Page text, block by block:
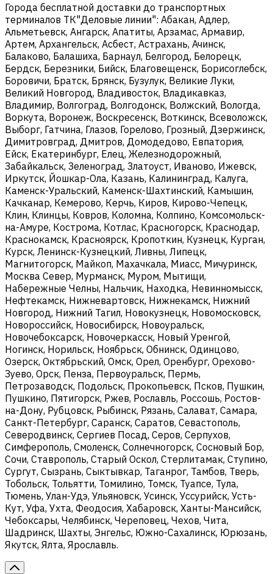
Города бесплатной доставки до транспортных
терминалов ТК"Деловые линии": Абакан, Адлер,
Альметьевск, Ангарск, Апатиты, Арзамас, Армавир,
Артем, Архангельск, Асбест, Астрахань, Ачинск,
Балаково, Балашиха, Барнаул, Белгород, Белорецк,
Бердск, Березники, Бийск, Благовещенск, Борисоглебск,
Боровичи, Братск, Брянск, Бузулук, Великие Луки,
Великий Новгород, Владивосток, Владикавказ,
Владимир, Волгоград, Волгодонск, Волжский, Вологда,
Воркута, Воронеж, Воскресенск, Воткинск, Всеволожск,
Выборг, Гатчина, Глазов, Горелово, Грозный, Дзержинск,
Димитровград, Дмитров, Домодедово, Евпатория,
Ейск, Екатеринбург, Елец, Железнодорожный,
Забайкальск, Зеленоград, Златоуст, Иваново, Ижевск,
Иркутск, Йошкар-Ола, Казань, Калининград, Калуга,
Каменск-Уральский, Каменск-Шахтинский, Камышин,
Качканар, Кемерово, Керчь, Киров, Кирово-Чепецк,
Клин, Клинцы, Ковров, Коломна, Колпино, Комсомольск-
на-Амуре, Кострома, Котлас, Красногорск, Краснодар,
Краснокамск, Красноярск, Кропоткин, Кузнецк, Курган,
Курск, Ленинск-Кузнецкий, Ливны, Липецк,
Магнитогорск, Майкоп, Махачкала, Миасс, Мичуринск,
Москва Север, Мурманск, Муром, Мытищи,
Набережные Челны, Нальчик, Находка, Невинномысск,
Нефтекамск, Нижневартовск, Нижнекамск, Нижний
Новгород, Нижний Тагил, Новокузнецк, Новомосковск,
Новороссийск, Новосибирск, Новоуральск,
Новочебоксарск, Новочеркасск, Новый Уренгой,
Ногинск, Норильск, Ноябрьск, Обнинск, Одинцово,
Озерск, Октябрьский, Омск, Орел, Оренбург, Орехово-
Зуево, Орск, Пенза, Первоуральск, Пермь,
Петрозаводск, Подольск, Прокопьевск, Псков, Пушкин,
Пушкино, Пятигорск, Ржев, Рославль, Россошь, Ростов-
на-Дону, Рубцовск, Рыбинск, Рязань, Салават, Самара,
Санкт-Петербург, Саранск, Саратов, Севастополь,
Северодвинск, Сергиев Посад, Серов, Серпухов,
Симферополь, Смоленск, Солнечногорск, Сосновый Бор,
Сочи, Ставрополь, Старый Оскол, Стерлитамак, Ступино,
Сургут, Сызрань, Сыктывкар, Таганрог, Тамбов, Тверь,
Тобольск, Тольятти, Томилино, Томск, Туапсе, Тула,
Тюмень, Улан-Удэ, Ульяновск, Усинск, Уссурийск, Усть-
Кут, Уфа, Ухта, Феодосия, Хабаровск, Ханты-Мансийск,
Чебоксары, Челябинск, Череповец, Чехов, Чита,
Шадринск, Шахты, Энгельс, Южно-Сахалинск, Юрюзань,
Якутск, Ялта, Ярославль.